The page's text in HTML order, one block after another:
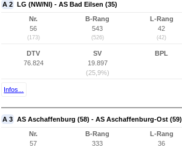
A 2 LG (NW/NI) - AS Bad Eilsen (35)
Nr.
56
(173)
B-Rang
543
(526)
L-Rang
42
(42)
DTV
76.824
SV
19.897
(25,9%)
BPL
Infos...
A 3 AS Aschaffenburg (58) - AS Aschaffenburg-Ost (59)
Nr.
57
B-Rang
333
L-Rang
36